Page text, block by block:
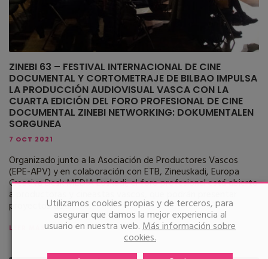
ZINEBI 63 – FESTIVAL INTERNACIONAL DE CINE
DOCUMENTAL Y CORTOMETRAJE DE BILBAO IMPULSA
LA PRODUCCIÓN AUDIOVISUAL VASCA CON LA
CUARTA EDICIÓN DEL FORO PROFESIONAL DE CINE
DOCUMENTAL ZINEBI NETWORKING: DOKUMENTALEN
SORGUNEA
7 OCT 2021
Organizado junto a la Asociación de Productores Vascos
(EPE-APV) y en colaboración con ETB, Zineuskadi, Europa
Creativa Desk MEDIA Euskadi, el foro profesional está abierto
a productoras y cineastas vascos, que podrán presentar
proyectos de ...
LEER MÁS →
Utilizamos cookies propias y de terceros, para
asegurar que damos la mejor experiencia al
usuario en nuestra web.Más información sobre
cookies.